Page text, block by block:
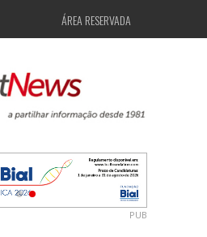
ÁREA RESERVADA
PUB